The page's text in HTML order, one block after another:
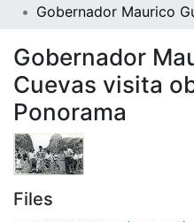
Gobernador
Cuevas visita
Ponorama
Files